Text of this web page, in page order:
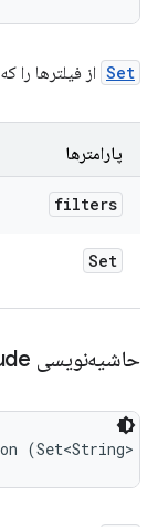
Set از فیلترها را
پارامترها
filters
Set
حاشیه‌نویسی add
(Set<String>